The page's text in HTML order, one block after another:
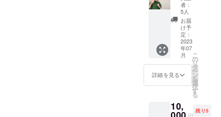
(サイン
なし)希
望の場
合は、
その旨
備考欄
に記載
くださ
い！
Video"
エンド
ロー
ル"のス
ペシャ
ルサン
クス欄
に、あ
なたの
お名前
す。
※【備考
けに宛
てたお
礼動画
を全力
でお届
けしま
す！
（1,000
円のお
礼リ
ターン
とは異
す） ※
支援者
者：
5人
お届
け予
定：
2023
年07
月
詳細を見る
こ
の
リ
タ
ー
ン
を
選
択
す
る
10,
円
残り5